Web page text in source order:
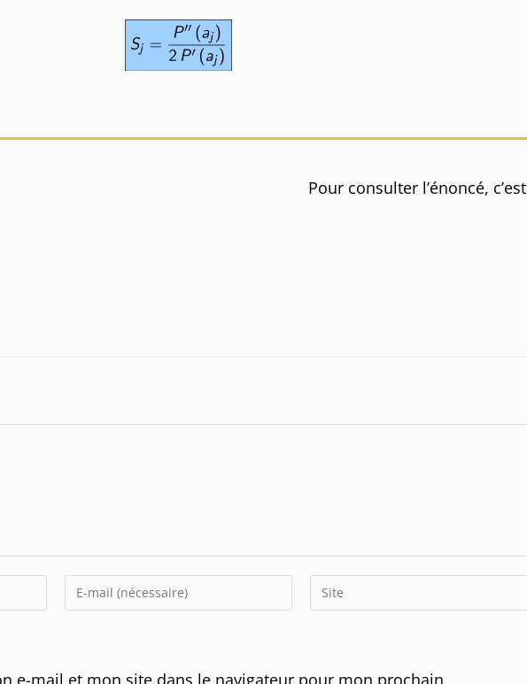
Pour consulter l’énoncé, c’est
Enter
your
Enter
your
e-mail et mon site dans le navigateur pour mon prochain